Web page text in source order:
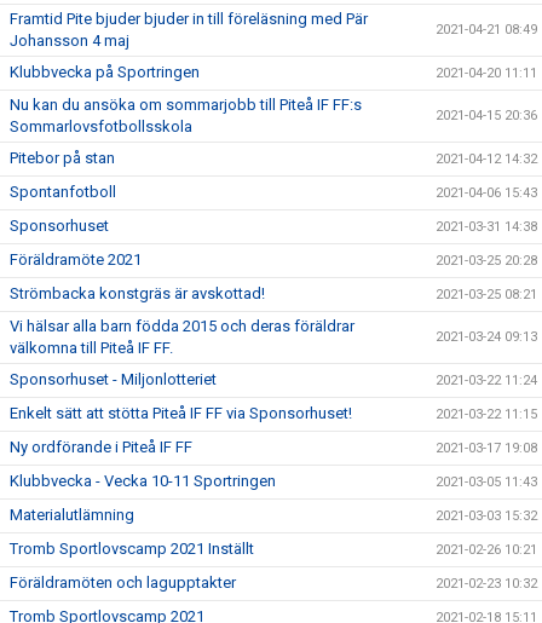
Framtid Pite bjuder bjuder in till föreläsning med Pär
Johansson 4 maj
2021-04-21 08:49
Klubbvecka på Sportringen 2021-04-20 11:11
Nu kan du ansöka om sommarjobb till Piteå IF FF:s
Sommarlovsfotbollsskola
2021-04-15 20:36
Pitebor på stan 2021-04-12 14:32
Spontanfotboll 2021-04-06 15:43
Sponsorhuset 2021-03-31 14:38
Föräldramöte 2021 2021-03-25 20:28
Strömbacka konstgräs är avskottad! 2021-03-25 08:21
Vi hälsar alla barn födda 2015 och deras föräldrar
välkomna till Piteå IF FF.
2021-03-24 09:13
Sponsorhuset - Miljonlotteriet 2021-03-22 11:24
Enkelt sätt att stötta Piteå IF FF via Sponsorhuset! 2021-03-22 11:15
Ny ordförande i Piteå IF FF 2021-03-17 19:08
Klubbvecka - Vecka 10-11 Sportringen 2021-03-05 11:43
Materialutlämning 2021-03-03 15:32
Tromb Sportlovscamp 2021 Inställt 2021-02-26 10:21
Föräldramöten och lagupptakter 2021-02-23 10:32
Tromb Sportlovscamp 2021 2021-02-18 15:11